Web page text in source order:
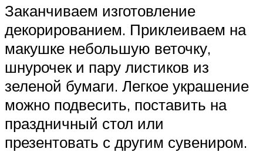
Заканчиваем изготовление
декорированием. Приклеиваем на
макушке небольшую веточку,
шнурочек и пару листиков из
зеленой бумаги. Легкое украшение
можно подвесить, поставить на
праздничный стол или
презентовать с другим сувениром.